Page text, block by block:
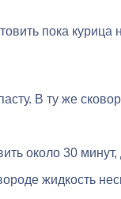
пока курица
В ту же
около 30 минут,
жидкость